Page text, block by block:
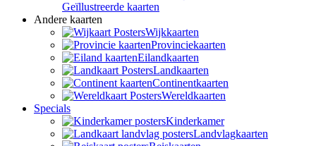
Geïllustreerde kaarten
Andere kaarten
Wijkkaarten
Provinciekaarten
Eilandkaarten
Landkaarten
Continentkaarten
Wereldkaarten
Specials
Kinderkamer
Landvlagkaarten